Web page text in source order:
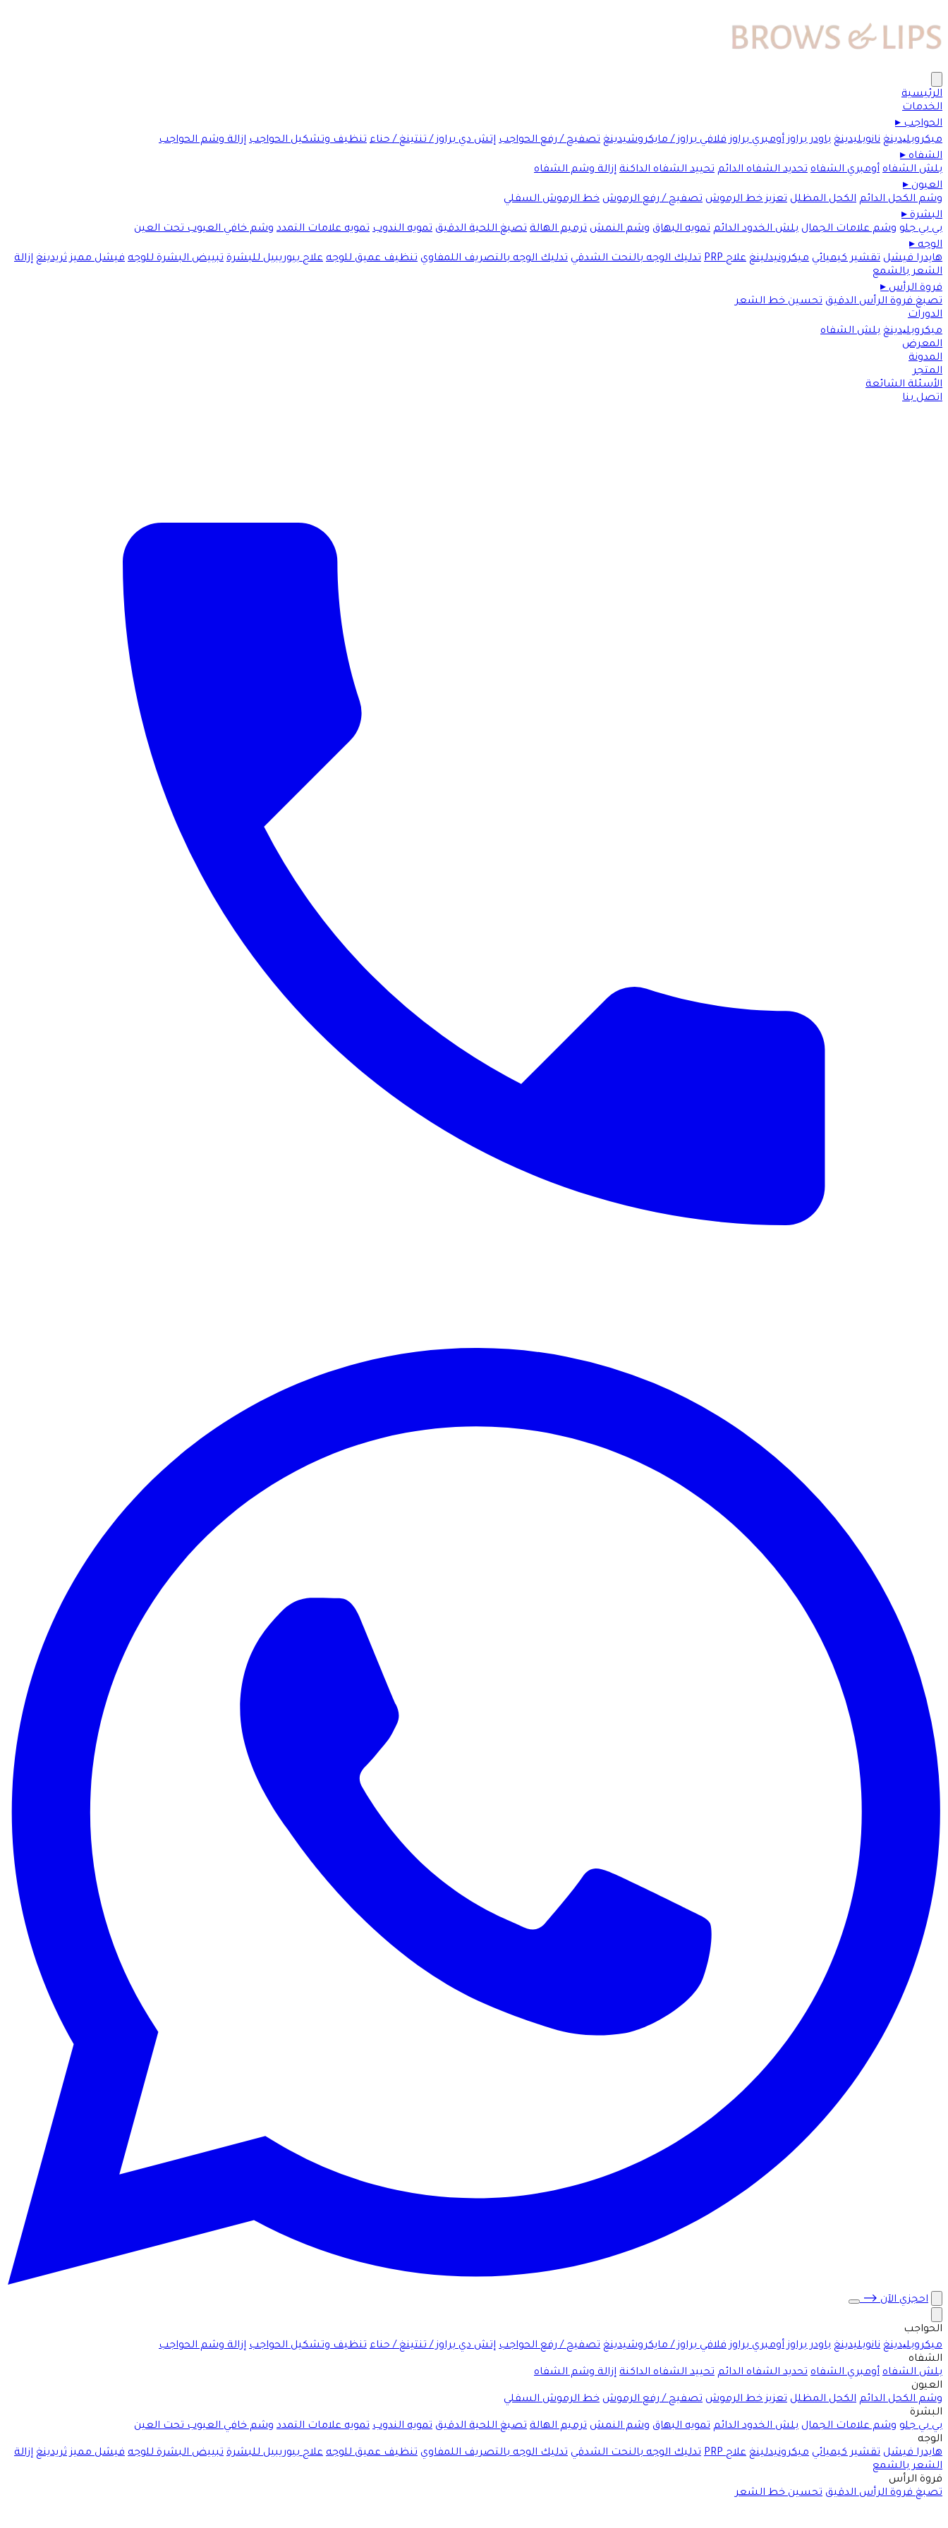
الرئيسية
الخدمات
الحواجب▸
ميكروبلیدينغ نانوبليدينغ باودر براوز أومبري براوز فلافي براوز / مايكروشيدينغ تصفيح / رفع الحواجب إتش دي براوز / تنتينغ / حناء تنظيف وتشكيل الحواجب إزالة وشم الحواجب
الشفاه▸
بلش الشفاه أومبري الشفاه تحديد الشفاه الدائم تحييد الشفاه الداكنة إزالة وشم الشفاه
العيون▸
وشم الكحل الدائم الكحل المظلل تعزيز خط الرموش تصفيح / رفع الرموش خط الرموش السفلي
البشرة▸
بي بي جلو وشم علامات الجمال بلش الخدود الدائم تمويه البهاق وشم النمش ترميم الهالة تصبغ اللحية الدقيق تمويه الندوب تمويه علامات التمدد وشم خافي العيوب تحت العين
الوجه▸
هايدرا فيشل تقشير كيميائي ميكرونيدلينغ علاج PRP تدليك الوجه بالنحت الشدقي تدليك الوجه بالتصريف اللمفاوي تنظيف عميق للوجه علاج بيوريبيل للبشرة تبييض البشرة للوجه فيشل مميز ثريدينغ إزالة
الشعر بالشمع
فروة الرأس▸
تصبغ فروة الرأس الدقيق تحسين خط الشعر
الدورات
ميكروبلیدينغ بلش الشفاه
المعرض
المدونة
المتجر
الأسئلة الشائعة
اتصل بنا
احجزي الآن⟶
الحواجب
ميكروبلیدينغ نانوبليدينغ باودر براوز أومبري براوز فلافي براوز / مايكروشيدينغ تصفيح / رفع الحواجب إتش دي براوز / تنتينغ / حناء تنظيف وتشكيل الحواجب إزالة وشم الحواجب
الشفاه
بلش الشفاه أومبري الشفاه تحديد الشفاه الدائم تحييد الشفاه الداكنة إزالة وشم الشفاه
العيون
وشم الكحل الدائم الكحل المظلل تعزيز خط الرموش تصفيح / رفع الرموش خط الرموش السفلي
البشرة
بي بي جلو وشم علامات الجمال بلش الخدود الدائم تمويه البهاق وشم النمش ترميم الهالة تصبغ اللحية الدقيق تمويه الندوب تمويه علامات التمدد وشم خافي العيوب تحت العين
الوجه
هايدرا فيشل تقشير كيميائي ميكرونيدلينغ علاج PRP تدليك الوجه بالنحت الشدقي تدليك الوجه بالتصريف اللمفاوي تنظيف عميق للوجه علاج بيوريبيل للبشرة تبييض البشرة للوجه فيشل مميز ثريدينغ إزالة
الشعر بالشمع
فروة الرأس
تصبغ فروة الرأس الدقيق تحسين خط الشعر